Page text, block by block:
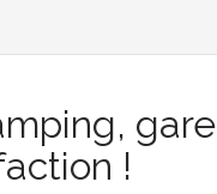
gare
!